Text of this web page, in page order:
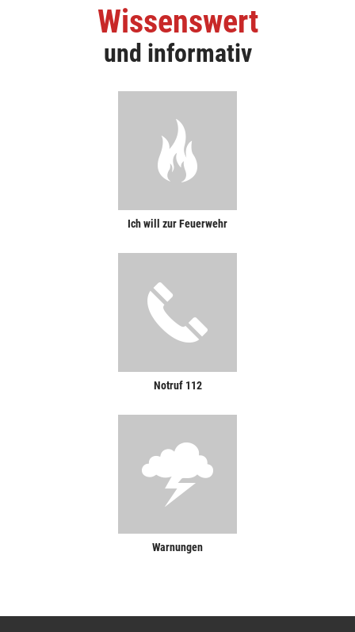
Wissenswert
und informativ
Ich will zur Feuerwehr
Notruf 112
Warnungen